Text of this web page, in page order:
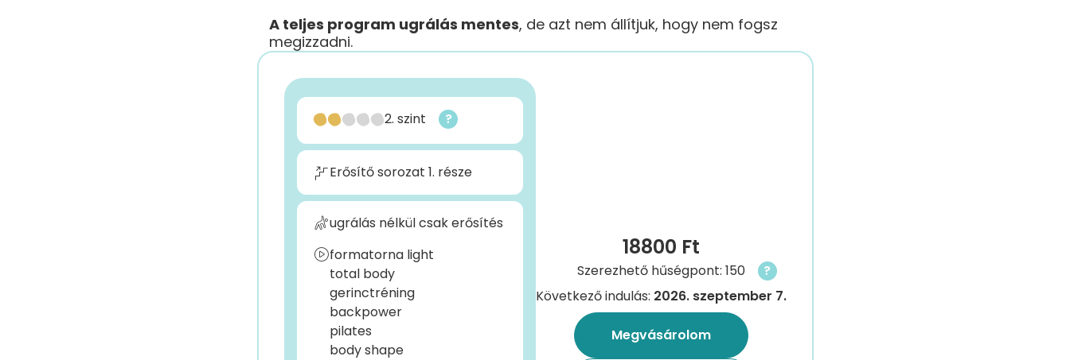
A teljes program ugrálás mentes, de azt nem állítjuk, hogy nem fogsz
megizzadni.
2. szint ?
Erősítő sorozat 1. része
ugrálás nélkül csak erősítés
formatorna light
total body
gerinctréning
backpower
pilates
body shape
18800 Ft
Szerezhető hűségpont: 150
?
Következő indulás: 2026. szeptember 7.
Megvásárolom